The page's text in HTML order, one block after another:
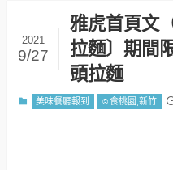
雅虎首頁文
拉麵〕期間
頭拉麵
2021
9/27
美味餐廳報到 ☺食桃園,新竹